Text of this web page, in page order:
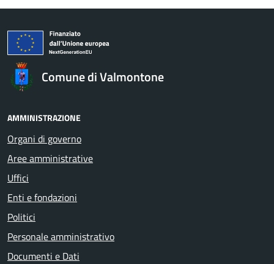
Comune di Valmontone
AMMINISTRAZIONE
Organi di governo
Aree amministrative
Uffici
Enti e fondazioni
Politici
Personale amministrativo
Documenti e Dati